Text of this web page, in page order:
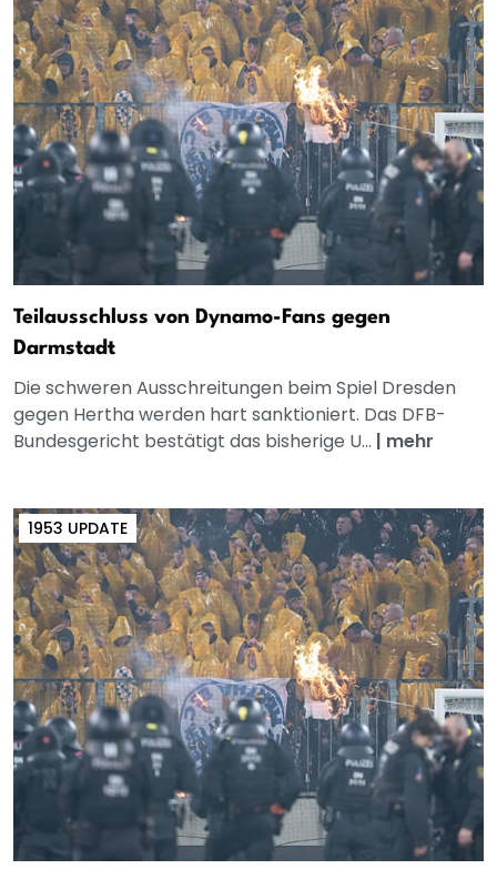
Teilausschluss von Dynamo-Fans gegen
Darmstadt
Die schweren Ausschreitungen beim Spiel Dresden
gegen Hertha werden hart sanktioniert. Das DFB-
Bundesgericht bestätigt das bisherige U... | mehr
1953 UPDATE